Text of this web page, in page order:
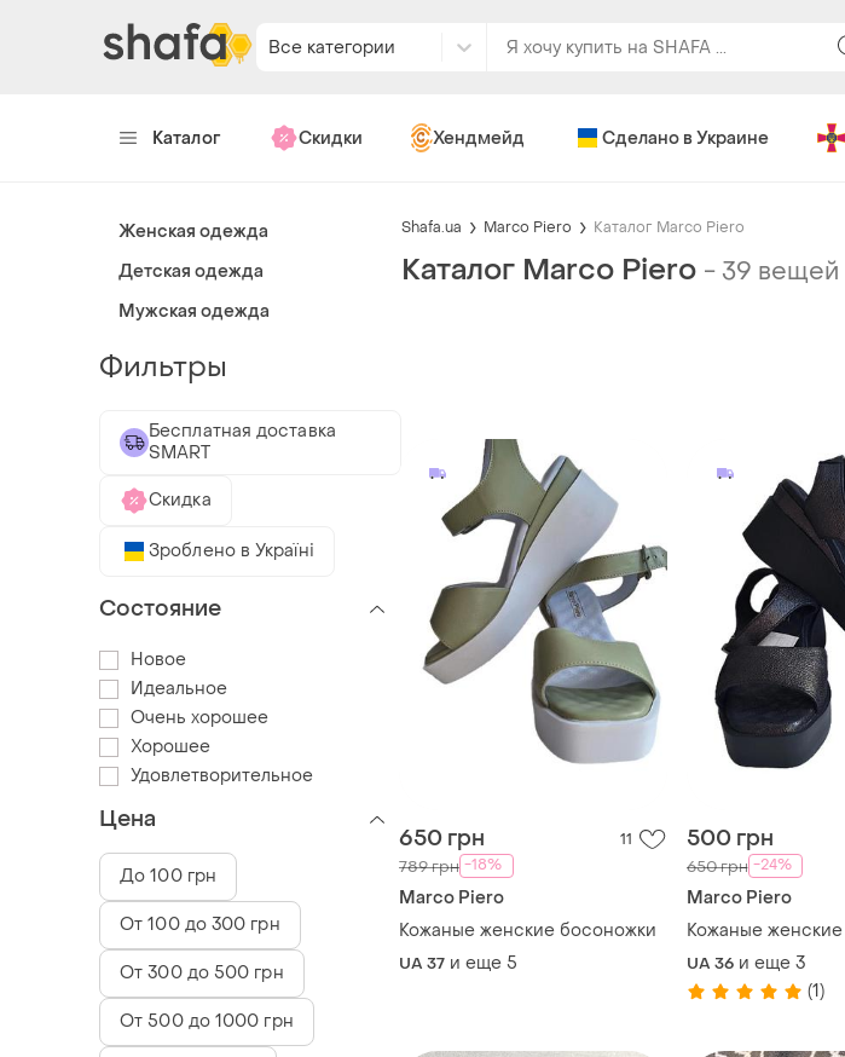
Все категории
Каталог Скидки Хендмейд Сделано в Украине
Shafa.ua Marco Piero Каталог Marco Piero
Каталог Marco Piero - 39 вещей
650 грн 11
789 грн -18%
Marco Piero
Кожаные женские босоножки
UA 37 и еще 5
500 грн
650 грн -24%
Marco Piero
Кожаные
UA 36 и еще 3
(1)
Женская одежда
Детская одежда
Мужская одежда
Фильтры
Бесплатная доставка
SMART
Скидка
Зроблено в Україні
Состояние
Новое
Идеальное
Очень хорошее
Хорошее
Удовлетворительное
Цена
До 100 грн
От 100 до 300 грн
От 300 до 500 грн
От 500 до 1000 грн